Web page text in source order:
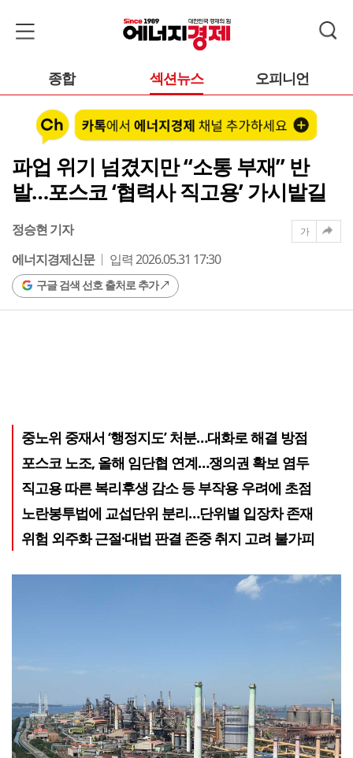
종합 섹션뉴스 오피니언
파업 위기 넘겼지만 “소통 부재” 반
발…포스코 ‘협력사 직고용’ 가시밭길
정승현 기자
에너지경제신문
입력 2026.05.31 17:30
구글 검색 선호 출처로 추가
가
중노위 중재서 ‘행정지도’ 처분…대화로 해결 방점
포스코 노조, 올해 임단협 연계…쟁의권 확보 염두
직고용 따른 복리후생 감소 등 부작용 우려에 초점
노란봉투법에 교섭단위 분리…단위별 입장차 존재
위험 외주화 근절·대법 판결 존중 취지 고려 불가피